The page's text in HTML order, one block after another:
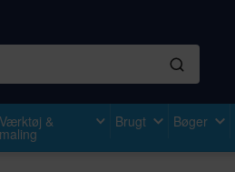
Værktøj &
maling
Brugt Bøger